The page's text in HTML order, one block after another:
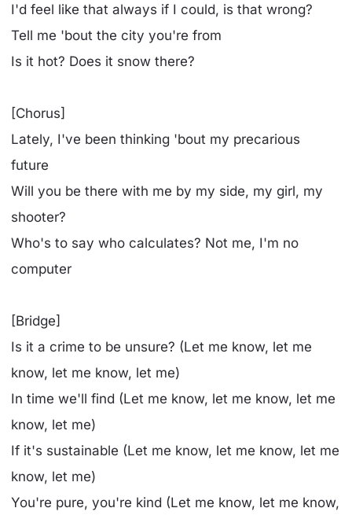
I'd feel like that always if I could, is that wrong?
Tell me 'bout the city you're from
Is it hot? Does it snow there?
[Chorus]
Lately, I've been thinking 'bout my precarious
future
Will you be there with me by my side, my girl, my
shooter?
Who's to say who calculates? Not me, I'm no
computer
[Bridge]
Is it a crime to be unsure? (Let me know, let me
know, let me know, let me)
In time we'll find (Let me know, let me know, let me
know, let me)
If it's sustainable (Let me know, let me know, let me
know, let me)
You're pure, you're kind (Let me know, let me know,